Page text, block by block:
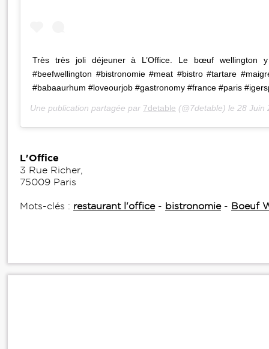
Très très joli déjeuner à L’Office. Le bœuf wellington
#beefwellington #bistronomie #meat #bistro #tartare
#babaaurhum #loveourjob #gastronomy #france #paris
Une publication partagée par 7detable (@7detable) le 28 Juin
L'Office
3 Rue Richer,
75009 Paris
Mots-clés : restaurant l'office- bistronomie- Boeuf